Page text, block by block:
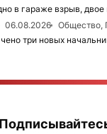
в гараже взрыв,
06.08.2026
Общество,
три новых